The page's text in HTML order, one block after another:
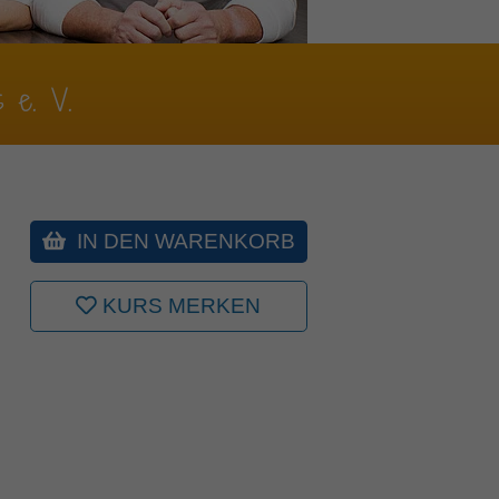
e. V.
IN DEN WARENKORB
KURS MERKEN